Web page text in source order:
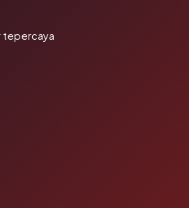
tepercaya